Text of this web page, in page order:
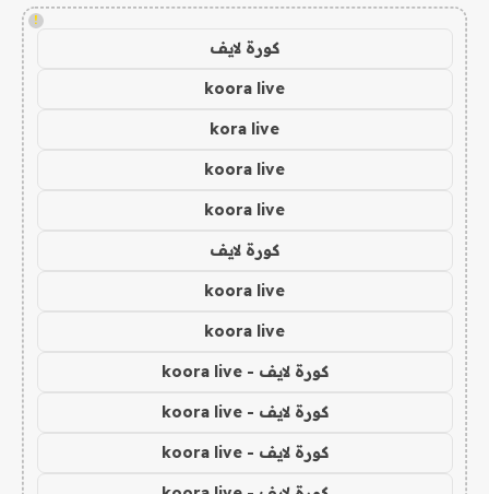
!
كورة لايف
koora live
kora live
koora live
koora live
كورة لايف
koora live
koora live
كورة لايف - koora live
كورة لايف - koora live
كورة لايف - koora live